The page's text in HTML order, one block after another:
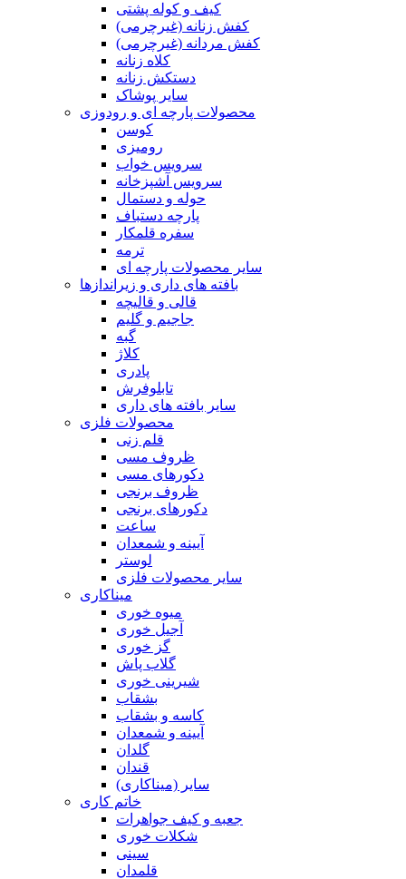
کیف و کوله پشتی
کفش زنانه (غیرچرمی)
کفش مردانه (غیرچرمی)
کلاه زنانه
دستکش زنانه
سایر پوشاک
محصولات پارچه ای و رودوزی
کوسن
رومیزی
سرویس خواب
سرویس آشپزخانه
حوله و دستمال
پارچه دستباف
سفره قلمکار
ترمه
سایر محصولات پارچه ای
بافته های داری و زیراندازها
قالی و قالیچه
جاجیم و گلیم
گبه
کلاژ
پادری
تابلوفرش
سایر بافته های داری
محصولات فلزی
قلم زنی
ظروف مسی
دکورهای مسی
ظروف برنجی
دکورهای برنجی
ساعت
آیینه و شمعدان
لوستر
سایر محصولات فلزی
میناکاری
میوه خوری
آجیل خوری
گز خوری
گلاب پاش
شیرینی خوری
بشقاب
کاسه و بشقاب
آیینه و شمعدان
گلدان
قندان
سایر (میناکاری)
خاتم کاری
جعبه و کیف جواهرات
شکلات خوری
سینی
قلمدان